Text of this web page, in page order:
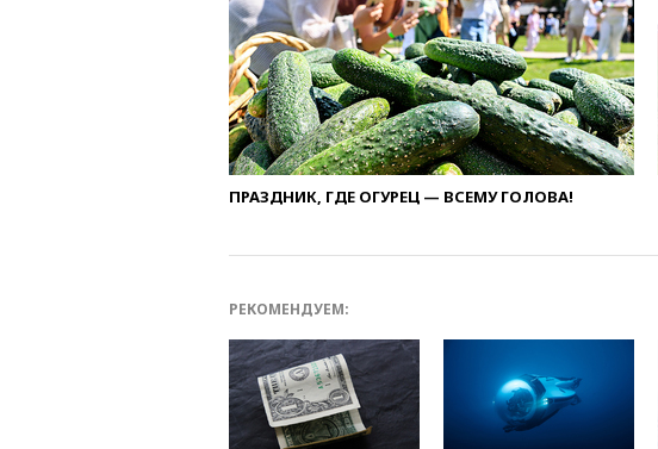
ПРАЗДНИК, ГДЕ ОГУРЕЦ — ВСЕМУ ГОЛОВА!
РЕКОМЕНДУЕМ: